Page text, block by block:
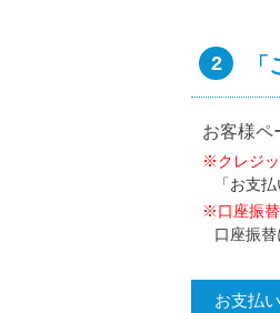
2
お客様ペ
※クレジ
「お支
※口座振
口座振
お支払